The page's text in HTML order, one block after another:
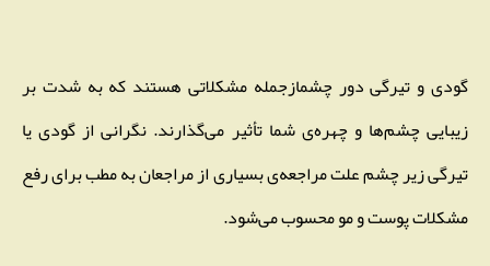
گودی و تیرگی دور چشمازجمله مشکلاتی هستند که به شدت بر
زیبایی چشم‌ها و چهره‌ی شما تأثیر می‌گذارند. نگرانی از گودی یا
تیرگی زیر چشم علت مراجعه‌ی بسیاری از مراجعان به مطب برای رفع
مشکلات پوست و مو محسوب می‌شود.